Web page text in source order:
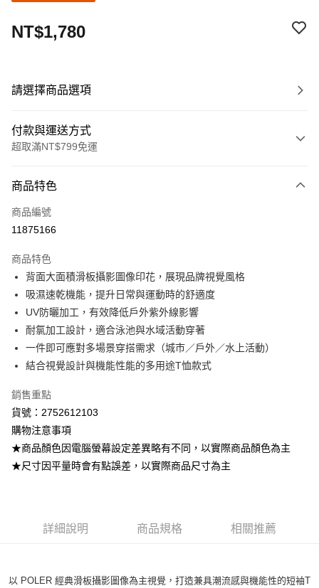
NT$1,780
請選擇商品選項
付款與運送方式
超取滿NT$799免運
信用卡一次付款
超商取貨付款
Apple Pay
街口支付
悠遊付
ATM付款
全家取貨付款
每筆NT$80，滿NT$799(含以上)免運費
付款後全家取貨
每筆NT$80，滿NT$799(含以上)免運費
商品特色
商品編號
11875166
商品特色
背面大面積滑板攝影圖像印花，展現品牌視覺風格
吸濕速乾機能，提升日常與運動時的舒適度
UV防曬加工，有效降低戶外紫外線影響
耐氯加工設計，適合泳池與水域活動穿著
一件即可應對多場景穿搭需求（城市／戶外／水上活動）
結合視覺設計與機能性能的多用途T恤款式
銷售重點
貨號：2752612103
購物注意事項
★商品顏色因電腦螢幕設定差異略有不同，以實際商品顏色為主
★尺寸因平量時會有點誤差，以實際商品尺寸為主
詳細說明 商品規格 相關推薦
以 POLER 經典滑板攝影圖像為主視覺，打造兼具潮流感與機能性的短袖T